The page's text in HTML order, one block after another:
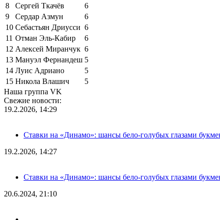
8
Сергей Ткачёв
6
9
Сердар Азмун
6
10 Себастьян Дриусси 6
11 Отман Эль-Кабир
6
12 Алексей Миранчук 6
13 Мануэл Фернандеш 5
14 Луис Адриано
5
15 Никола Влашич
5
Наша группа VK
Свежие новости:
19.2.2026, 14:29
Ставки на «Динамо»: шансы бело-голубых глазами
19.2.2026, 14:27
Ставки на «Динамо»: шансы бело-голубых глазами
20.6.2024, 21:10